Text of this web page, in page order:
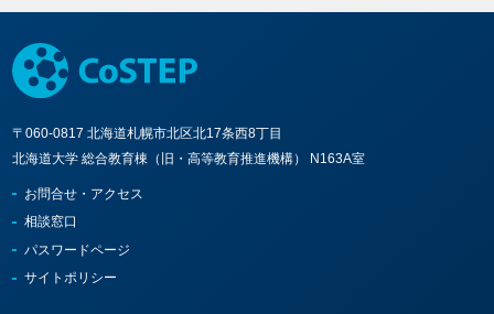
〒060-0817 北海道札幌市北区北17条西8丁目
北海道大学 総合教育棟（旧・高等教育推進機構） N163A室
お問合せ・アクセス
相談窓口
パスワードページ
サイトポリシー